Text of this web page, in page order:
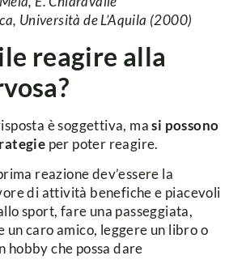
Università de L’Aquila (2000)
reagire alla
è soggettiva, masi possono
per poter reagire.
reazione dev’essere la
di attività benefiche e piacevoli
sport, fare una passeggiata,
un caro amico, leggere un libro o
hobby che possa dare